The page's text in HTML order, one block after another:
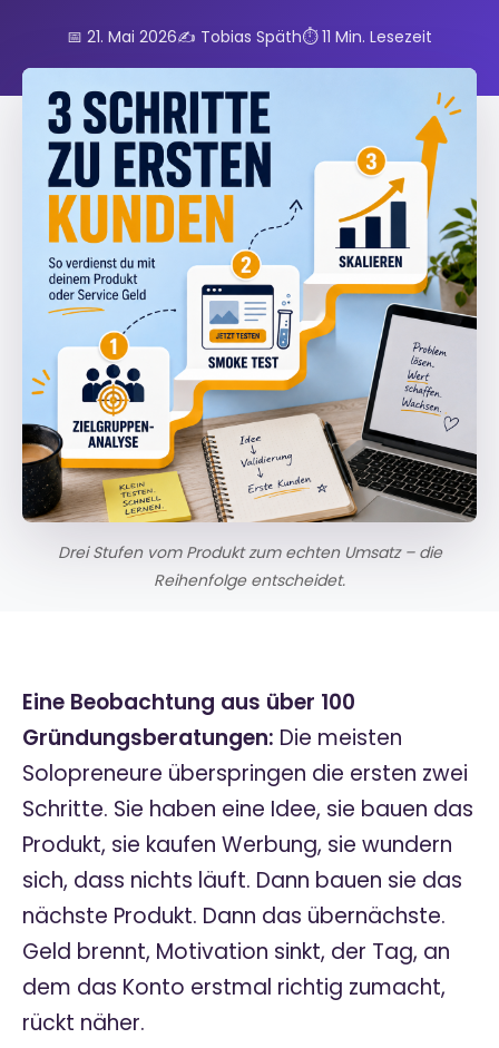
📅 21. Mai 2026✍️ Tobias Späth⏱️ 11 Min. Lesezeit
Drei Stufen vom Produkt zum echten Umsatz – die
Reihenfolge entscheidet.
Eine Beobachtung aus über 100
Gründungsberatungen: Die meisten
Solopreneure überspringen die ersten zwei
Schritte. Sie haben eine Idee, sie bauen das
Produkt, sie kaufen Werbung, sie wundern
sich, dass nichts läuft. Dann bauen sie das
nächste Produkt. Dann das übernächste.
Geld brennt, Motivation sinkt, der Tag, an
dem das Konto erstmal richtig zumacht,
rückt näher.